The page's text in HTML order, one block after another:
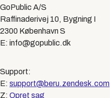
GoPublic A/S
Raffinaderivej 10, Bygning I
2300 København S
E: info@gopublic.dk
Support:
E:support@beru.zendesk.com
Z:Opret sag